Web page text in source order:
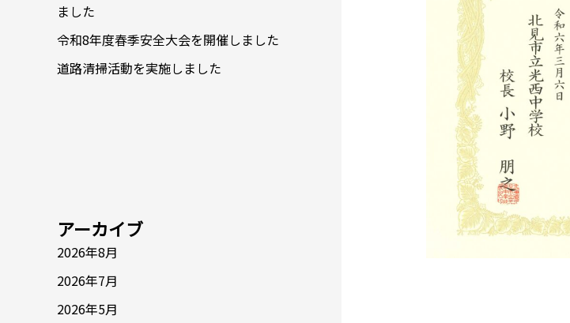
ました
令和8年度春季安全大会を開催しました
道路清掃活動を実施しました
アーカイブ
2026年8月
2026年7月
2026年5月